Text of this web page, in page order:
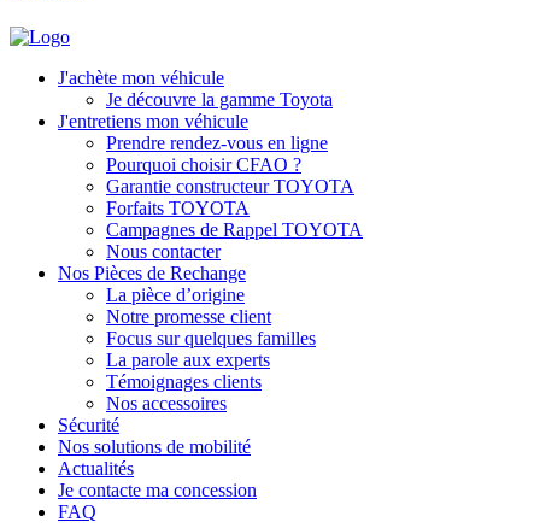
J'achète mon véhicule
Je découvre la gamme Toyota
J'entretiens mon véhicule
Prendre rendez-vous en ligne
Pourquoi choisir CFAO ?
Garantie constructeur TOYOTA
Forfaits TOYOTA
Campagnes de Rappel TOYOTA
Nous contacter
Nos Pièces de Rechange
La pièce d’origine
Notre promesse client
Focus sur quelques familles
La parole aux experts
Témoignages clients
Nos accessoires
Sécurité
Nos solutions de mobilité
Actualités
Je contacte ma concession
FAQ